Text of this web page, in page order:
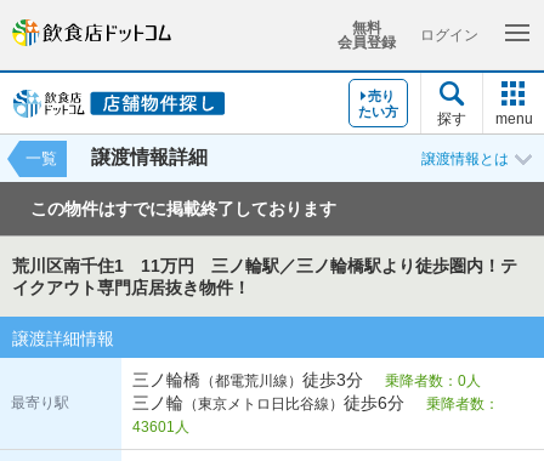
無料
会員登録
ログイン
売り
たい方
探す menu
譲渡情報詳細
一覧 譲渡情報とは
この物件はすでに掲載終了しております
荒川区南千住1 11万円 三ノ輪駅／三ノ輪橋駅より徒歩圏内！テ
イクアウト専門店居抜き物件！
譲渡詳細情報
最寄り駅
三ノ輪橋 （都電荒川線） 徒歩3分 乗降者数：0人
三ノ輪 （東京メトロ日比谷線） 徒歩6分 乗降者数：
43601人